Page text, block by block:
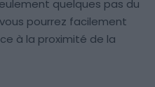
quelques pas du
pourrez facilement
à la proximité de la